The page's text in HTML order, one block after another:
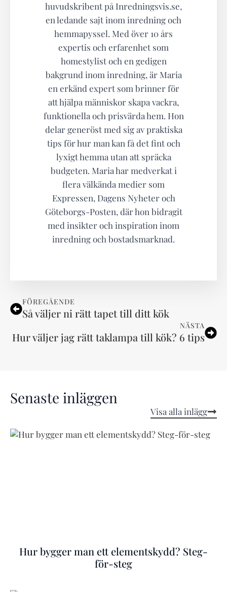
huvudskribent på Inredningsvis.se,
en ledande sajt inom inredning och
hemmapyssel. Med över 10 års
expertis och erfarenhet som
homestylist och en gedigen
bakgrund inom inredning, är Maria
en erkänd expert som brinner för
att hjälpa människor skapa vackra,
funktionella och prisvärda hem. Hon
delar generöst med sig av praktiska
tips för hur man kan få det fint och
lyxigt hemma utan att spräcka
budgeten. Maria har medverkat i
flera välkända medier som
Expressen, Dagens Nyheter och
Göteborgs-Posten, där hon bidragit
med insikter och inspiration inom
inredning och bostadsmarknad.
FÖREGÅENDE
Så väljer ni rätt tapet till ditt kök
NÄSTA
Hur väljer jag rätt taklampa till kök? 6 tips
Senaste inläggen
Visa alla inlägg
Hur bygger man ett elementskydd? Steg-
för-steg